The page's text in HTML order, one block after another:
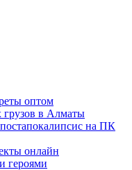
оптом
грузов в Алматы
на ПК
онлайн
героями